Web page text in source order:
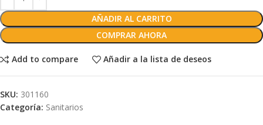
AÑADIR AL CARRITO
COMPRAR AHORA
Add to compare Añadir a la lista de deseos
SKU: 301160
Categoría: Sanitarios